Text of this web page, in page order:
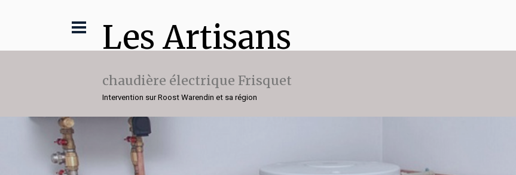
Les Artisans
chaudière électrique Frisquet
Intervention sur Roost Warendin et sa région